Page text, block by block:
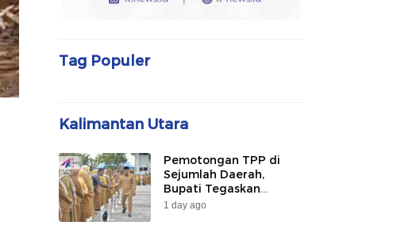
Tag Populer
Kalimantan Utara
Pemotongan TPP di
Sejumlah Daerah,
Bupati Tegaskan
Bulungan Belum
1 day ago